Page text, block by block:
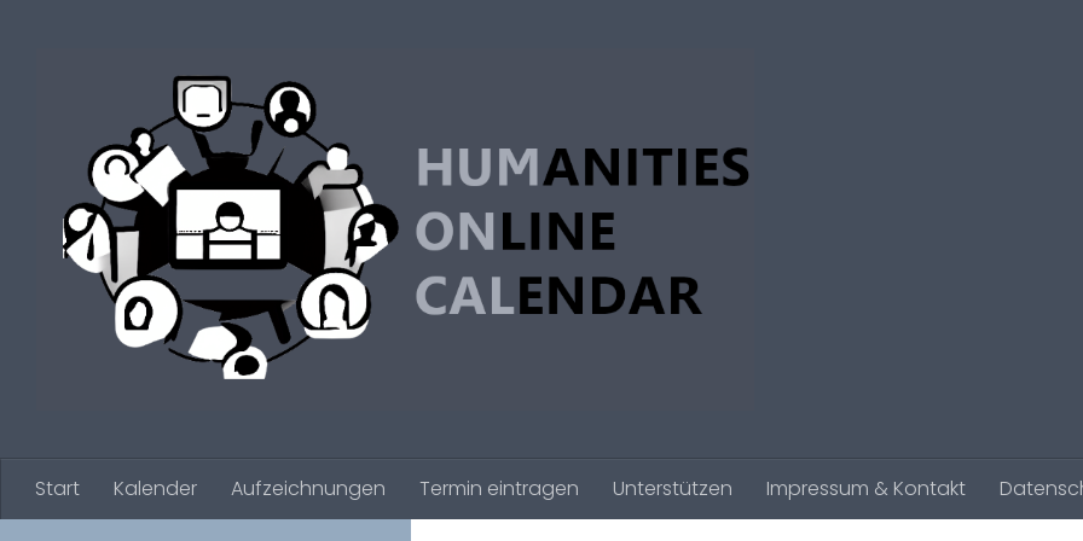
Start Kalender Aufzeichnungen Termin eintragen Unterstützen Impressum & Kontakt